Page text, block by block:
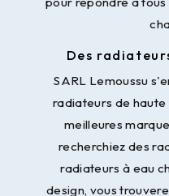
Des
SARL Lemoussu
radiateurs de
meilleures
recherchiez des
radiateurs à eau
design, vous